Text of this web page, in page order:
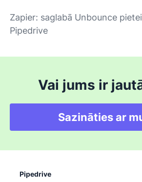
Zapier: saglabā Unbounce
Pipedrive
Vai jums ir
Sazināties ar
Pipedrive